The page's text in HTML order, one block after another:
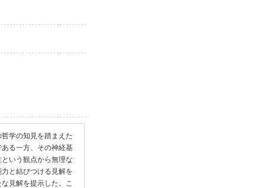
学の知見を踏まえた
る一方、その神経基
いう観点から無理な
と結びつける見解を
見解を提示した。こ